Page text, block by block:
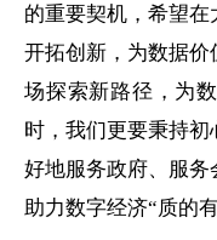
的重要契机，希望
开拓创新，为数据价
场探索新路径，为
时，我们更要秉持
好地服务政府、服
助力数字经济“质的